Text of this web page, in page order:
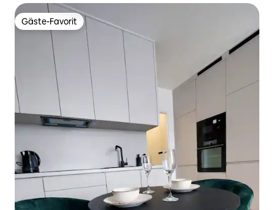
Gäste-Favorit
Gäste-Favorit